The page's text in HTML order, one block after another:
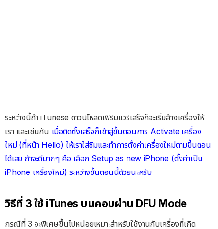
ระหว่างนี้ถ้า iTunese ดาวน์โหลดเฟิร์มแวร์เสร็จก็จะเริ่มล้างเครื่องให้
เรา และเช่นกัน เมื่อติดตั้งเสร็จก็เข้าสู่ขั้นตอนการ Activate เครื่อง
ใหม่ (ที่หน้า Hello) ให้เราใส่ซิมและทำการตั้งค่าเครื่องใหม่ตามขึ้นตอน
ได้เลย ถ้าจะดีมากๆ คือ เลือก Setup as new iPhone (ตั้งค่าเป็น
iPhone เครื่องใหม่) ระหว่างขั้นตอนนี้ด้วยนะครับ
วิธีที่ 3 ใช้ iTunes บนคอมผ่าน DFU Mode
กรณีที่ 3 จะพิเศษขึ้นไปหน่อยเหมาะสำหรับใช้งานกับเครื่องที่เกิด